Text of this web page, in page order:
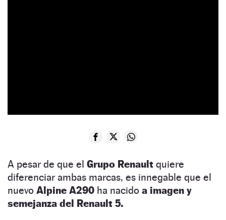
A pesar de que el Grupo Renault quiere
diferenciar ambas marcas, es innegable que el
nuevo Alpine A290 ha nacido a imagen y
semejanza del Renault 5.